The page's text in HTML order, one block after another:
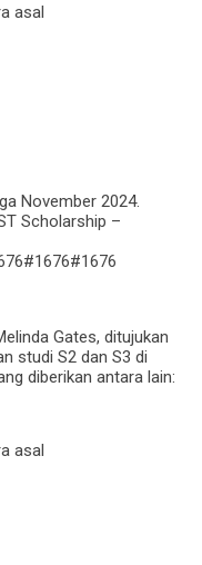
asal
November 2024.
Scholarship –
Gates, ditujukan
studi S2 dan S3 di
diberikan antara lain:
asal